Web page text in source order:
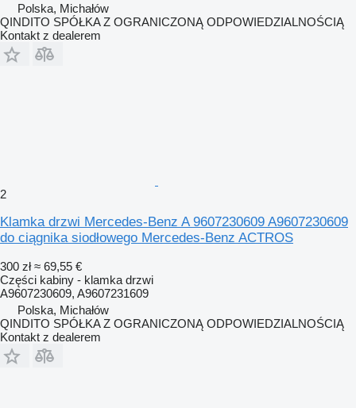
Polska, Michałów
QINDITO SPÓŁKA Z OGRANICZONĄ ODPOWIEDZIALNOŚCIĄ
Kontakt z dealerem
2
Klamka drzwi Mercedes-Benz A 9607230609 A9607230609
do ciągnika siodłowego Mercedes-Benz ACTROS
300 zł ≈ 69,55 €
Części kabiny - klamka drzwi
A9607230609, A9607231609
Polska, Michałów
QINDITO SPÓŁKA Z OGRANICZONĄ ODPOWIEDZIALNOŚCIĄ
Kontakt z dealerem